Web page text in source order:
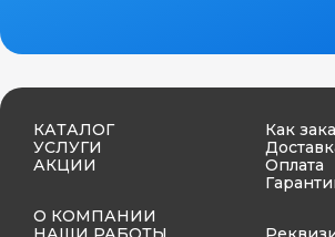
КАТАЛОГ
УСЛУГИ
АКЦИИ
О КОМПАНИИ
Как
Оплата